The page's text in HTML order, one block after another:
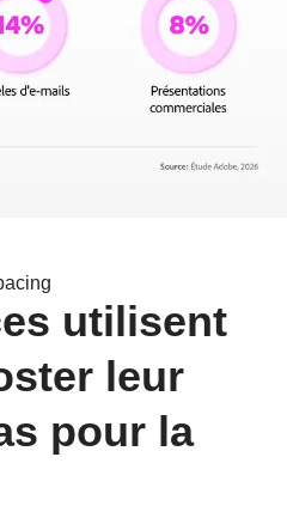
utilisent
leur
pour la